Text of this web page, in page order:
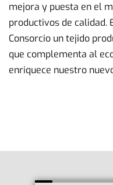
mejora y puesta en el
productivos de calidad.
Consorcio un tejido
que complementa al
enriquece nuestro